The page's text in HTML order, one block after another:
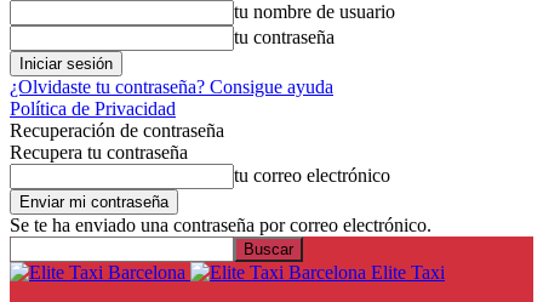
tu nombre de usuario
tu contraseña
¿Olvidaste tu contraseña? Consigue ayuda
Política de Privacidad
Recuperación de contraseña
Recupera tu contraseña
tu correo electrónico
Se te ha enviado una contraseña por correo electrónico.
Elite Taxi